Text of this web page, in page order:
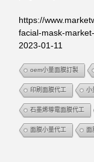
https://
facial-mask-
2023-01-11
oem小量面膜訂製
印刷面膜代工 小
石墨烯導電面膜代工
面膜小量代工 面